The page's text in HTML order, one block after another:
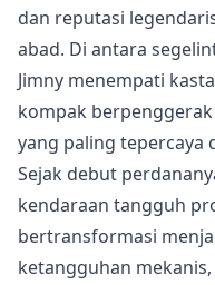
dan reputasi
abad. Di antara
Jimny menempati
kompak
yang paling tepercaya
Sejak debut
kendaraan tangguh
bertransformasi
ketangguhan